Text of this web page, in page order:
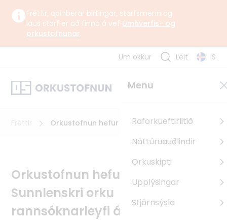
Fréttir, opinberar birtingar, starfsmenn og
laus störf er að finna á vef Umhverfis- og
orkustofnunar.
Orkustofnun starfar undir yfirstjórn Umhverfis-, orku- og
Sagan
Pólland
Rúmenía
Um okkur Leit IS
Menu
Raforkueftirlitið
Náttúruauðlindir
Orkuskipti
Upplýsingar
Stjórnsýsla
Orkustofnun hefur veitt Sunnlenskri orku
Orkustofnun hefur veitt
Sunnlenskri orku
rannsóknarleyfi á jarðhita í